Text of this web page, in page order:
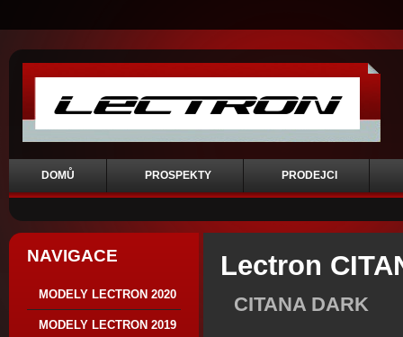
DOMŮ PROSPEKTY PRODEJCI
NAVIGACE
MODELY LECTRON 2020
MODELY LECTRON 2019
Lectron
CITANA DARK